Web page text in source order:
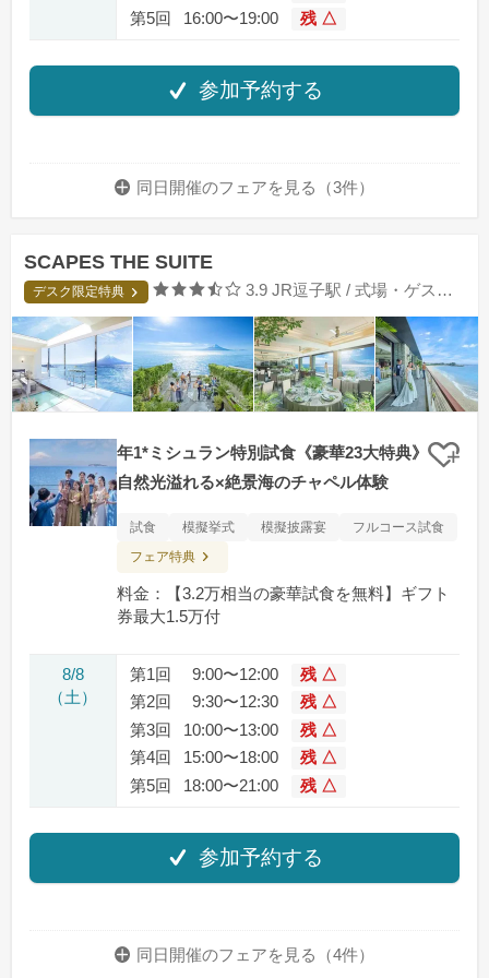
第5回
16:00〜19:00 残 △
参加予約する
同日開催のフェアを 見る（3件）
SCAPES THE SUITE
デスク限定特典 口コミ評価
3.9 JR逗子駅 / 式場・ゲストハウス
年1*ミシュラン特別試食《豪華23大特典》
自然光溢れる×絶景海のチャペル体験
クリ
試食 模擬挙式 模擬披露宴
フルコース試食
フェア特典
料金：【3.2万相当の豪華試食を無料】ギフト
券最大1.5万付
8/8
（土）
第1回 9:00〜12:00
残 △
第2回
9:30〜12:30
残 △
第3回
10:00〜13:00
残 △
第4回
15:00〜18:00
残 △
第5回
18:00〜21:00 残 △
参加予約する
同日開催のフェアを 見る（4件）